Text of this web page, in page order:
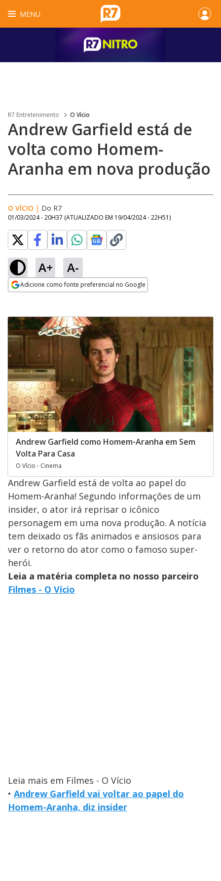
MENU
R7 Entretenimento O Vício
Andrew Garfield está de
volta como Homem-
Aranha em nova produção
O VÍCIO | Do R7
01/03/2024 - 20H37 (ATUALIZADO EM 19/04/2024 - 22H51)
A+ A-
Adicione como fonte preferencial no Google
Andrew Garfield como Homem-Aranha em Sem
Volta Para Casa
O Vício - Cinema
Andrew Garfield está de volta ao papel do
Homem-Aranha! Segundo informações de um
insider, o ator irá reprisar o icônico
personagem em uma nova produção. A notícia
tem deixado os fãs animados e ansiosos para
ver o retorno do ator como o famoso super-
herói.
Leia a matéria completa no nosso parceiro
Filmes - O Vício
Leia mais em Filmes - O Vício
• Andrew Garfield vai voltar ao papel do
Homem-Aranha, diz insider